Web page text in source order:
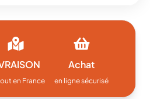
en France
Achat
en ligne sécurisé